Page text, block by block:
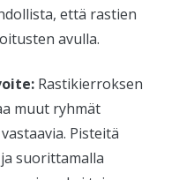
että rastien
avulla.
Rastikierroksen
muut ryhmät
Pisteitä
suorittamalla